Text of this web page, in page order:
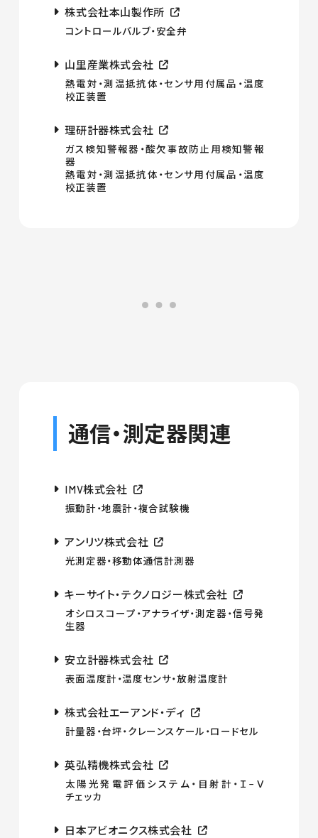
株式会社本山製作所
コントロールバルブ・安全弁
山里産業株式会社
熱電対・測温抵抗体・センサ用付属品・温度
校正装置
理研計器株式会社
ガス検知警報器・酸欠事故防止用検知警報
器
熱電対・測温抵抗体・センサ用付属品・温度
校正装置
通信・測定器関連
IMV株式会社
振動計・地震計・複合試験機
アンリツ株式会社
光測定器・移動体通信計測器
キーサイト・テクノロジー株式会社
オシロスコープ・アナライザ・測定器・信号発
生器
安立計器株式会社
表面温度計・温度センサ・放射温度計
株式会社エーアンド・ディ
計量器・台坪・クレーンスケール・ロードセル
英弘精機株式会社
太陽光発電評価システム・目射計・Ｉ−Ｖ
チェッカ
日本アビオニクス株式会社